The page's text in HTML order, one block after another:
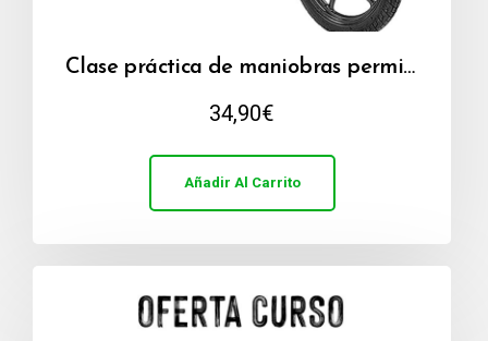
Clase práctica de maniobras permiso A1 (30 min)
34,90€
Añadir Al Carrito